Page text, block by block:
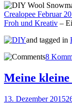
Crealopee Februar
Froh und Kreativ –
and tagged in
8
Meine kleine
13. Dezember 2015